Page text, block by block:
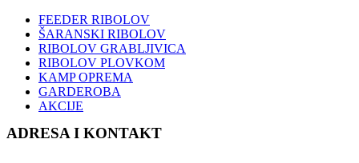
FEEDER RIBOLOV
ŠARANSKI RIBOLOV
RIBOLOV GRABLJIVICA
RIBOLOV PLOVKOM
KAMP OPREMA
GARDEROBA
AKCIJE
ADRESA I KONTAKT